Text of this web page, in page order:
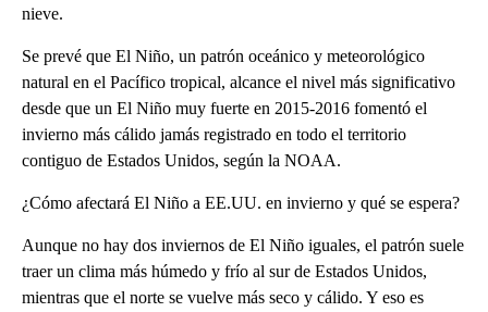
nieve.
Se prevé que El Niño, un patrón oceánico y meteorológico
natural en el Pacífico tropical, alcance el nivel más significativo
desde que un El Niño muy fuerte en 2015-2016 fomentó el
invierno más cálido jamás registrado en todo el territorio
contiguo de Estados Unidos, según la NOAA.
¿Cómo afectará El Niño a EE.UU. en invierno y qué se espera?
Aunque no hay dos inviernos de El Niño iguales, el patrón suele
traer un clima más húmedo y frío al sur de Estados Unidos,
mientras que el norte se vuelve más seco y cálido. Y eso es